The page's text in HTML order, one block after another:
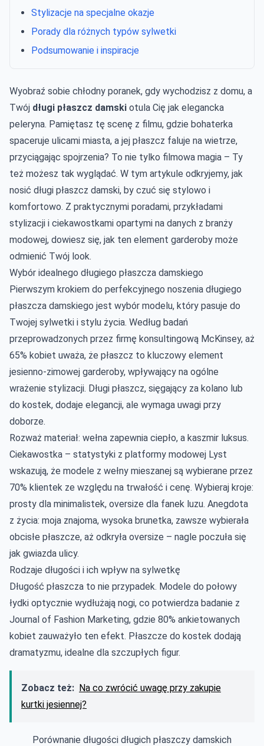
Stylizacje na specjalne okazje
Porady dla różnych typów sylwetki
Podsumowanie i inspiracje
Wyobraź sobie chłodny poranek, gdy wychodzisz z domu, a
Twój długi płaszcz damski otula Cię jak elegancka
peleryna. Pamiętasz tę scenę z filmu, gdzie bohaterka
spaceruje ulicami miasta, a jej płaszcz faluje na wietrze,
przyciągając spojrzenia? To nie tylko filmowa magia – Ty
też możesz tak wyglądać. W tym artykule odkryjemy, jak
nosić długi płaszcz damski, by czuć się stylowo i
komfortowo. Z praktycznymi poradami, przykładami
stylizacji i ciekawostkami opartymi na danych z branży
modowej, dowiesz się, jak ten element garderoby może
odmienić Twój look.
Wybór idealnego długiego płaszcza damskiego
Pierwszym krokiem do perfekcyjnego noszenia długiego
płaszcza damskiego jest wybór modelu, który pasuje do
Twojej sylwetki i stylu życia. Według badań
przeprowadzonych przez firmę konsultingową McKinsey, aż
65% kobiet uważa, że płaszcz to kluczowy element
jesienno-zimowej garderoby, wpływający na ogólne
wrażenie stylizacji. Długi płaszcz, sięgający za kolano lub
do kostek, dodaje elegancji, ale wymaga uwagi przy
doborze.
Rozważ materiał: wełna zapewnia ciepło, a kaszmir luksus.
Ciekawostka – statystyki z platformy modowej Lyst
wskazują, że modele z wełny mieszanej są wybierane przez
70% klientek ze względu na trwałość i cenę. Wybieraj kroje:
prosty dla minimalistek, oversize dla fanek luzu. Anegdota
z życia: moja znajoma, wysoka brunetka, zawsze wybierała
obcisłe płaszcze, aż odkryła oversize – nagle poczuła się
jak gwiazda ulicy.
Rodzaje długości i ich wpływ na sylwetkę
Długość płaszcza to nie przypadek. Modele do połowy
łydki optycznie wydłużają nogi, co potwierdza badanie z
Journal of Fashion Marketing, gdzie 80% ankietowanych
kobiet zauważyło ten efekt. Płaszcze do kostek dodają
dramatyzmu, idealne dla szczupłych figur.
Zobacz też: Na co zwrócić uwagę przy zakupie
kurtki jesiennej?
Porównanie długości długich płaszczy damskich